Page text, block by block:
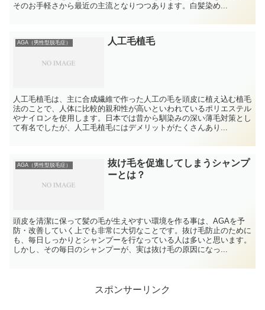
そのお手軽さから最近の主流となりつつあります。白髪染め...
AGA（男性型脱毛症） 人工毛植毛
人工毛植毛は、主に合成繊維で作った人工の毛を頭皮に植え込む植毛
法のことで、人体に比較的親和性が高いといわれているポリエステル
やナイロンを使用します。日本では昔から馴染みの深い薄毛対策とし
て有名でしたが、人工毛植毛にはデメリットがたくさんあり...
AGA（男性型脱毛症）
抜け毛を促進してしまうシャンプ
ーとは？
頭皮を清潔に保って髪の毛が生えやすい環境を作る事は、AGAを予
防・改善していく上でも非常に大切なことです。抜け毛防止のために
も、毎日しっかりとシャンプーを行なっている人は多いと思います。
しかし、その毎日のシャンプーが、実は抜け毛の原因になっ...
スポンサーリンク